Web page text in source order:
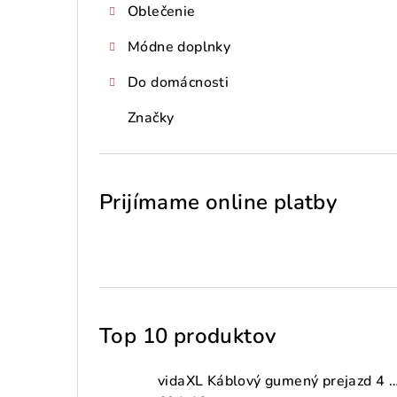
Oblečenie
Módne doplnky
Do domácnosti
Značky
Prijímame online platby
Top 10 produktov
vidaXL Káblový gumený